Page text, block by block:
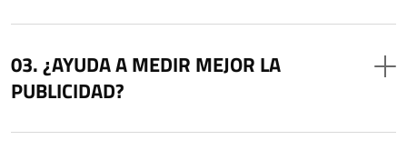
¿AYUDA A MEDIR MEJOR LA
PUBLICIDAD?